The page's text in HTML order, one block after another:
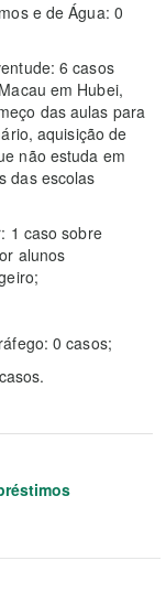
e de Água: 0
6 casos
em Hubei,
das aulas para
aquisição de
não estuda em
das escolas
1 caso sobre
alunos
0 casos;